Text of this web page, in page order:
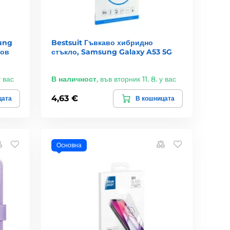
вас
Bestsuit Гъвкаво хибридно
стъкло, Samsung Galaxy A53 5G
В наличност, във вторник 11. 8. у вас
4,63 € В кошницата
Основна